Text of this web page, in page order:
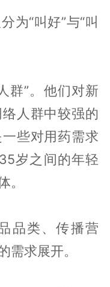
为“叫好”与“叫
群”。他们对新
人群中较强的
些对用药需求
岁之间的年轻
。
品类、传播营
需求展开。